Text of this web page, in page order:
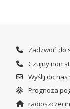
Zadzwoń do
Czujny non
Wyślij do
Prognoza